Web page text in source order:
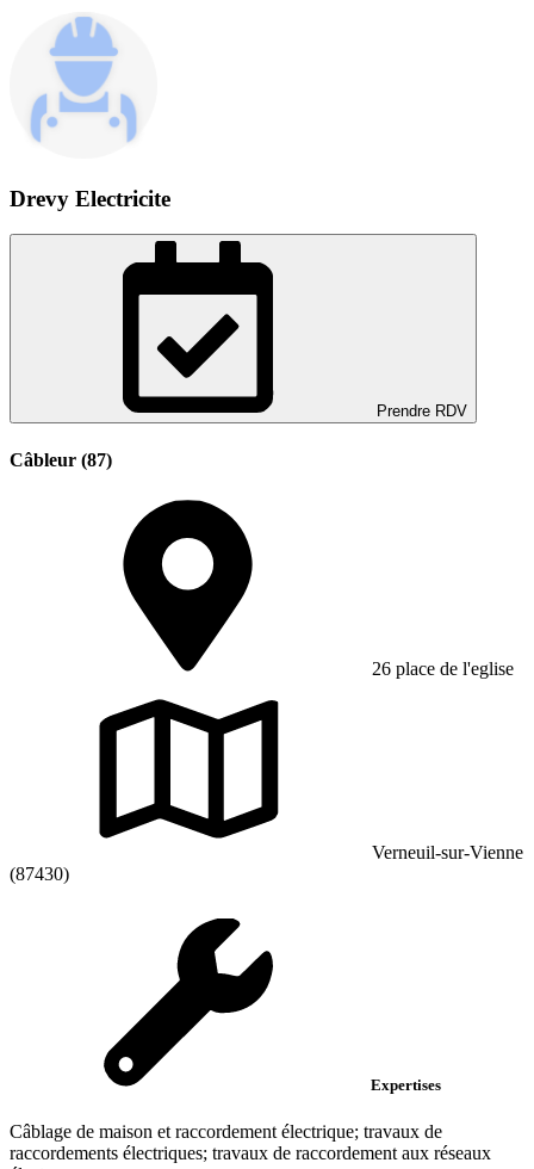
Drevy Electricite
Prendre RDV
Câbleur (87)
26 place de l'eglise
Verneuil-sur-Vienne
(87430)
Expertises
Câblage de maison et raccordement électrique; travaux de
raccordements électriques; travaux de raccordement aux réseaux